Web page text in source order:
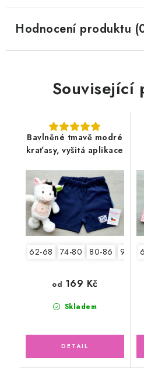
Hodnocení produktu
Související
Bavlněné tmavě modré
kraťasy, vyšitá aplikace
62-68 74-80 80-86 92-98
Skladem
od 169 Kč